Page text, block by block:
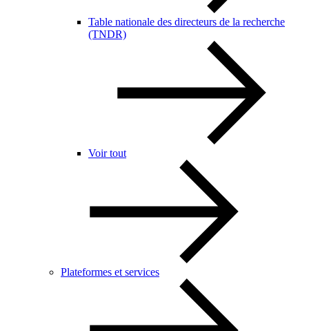
Table nationale des directeurs de la recherche
(TNDR)
Voir tout
Plateformes et services